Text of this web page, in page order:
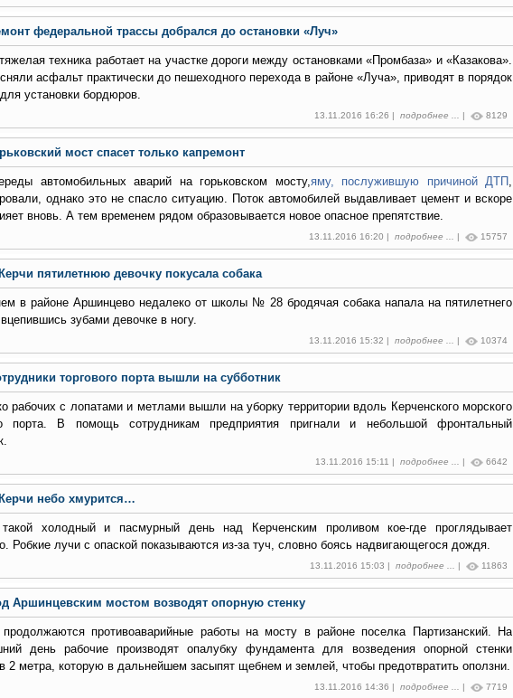
федеральной трассы добрался до остановки «Луч»
техника работает на участке дороги между остановками «Промбаза» и «Казакова».
асфальт практически до пешеходного перехода в районе «Луча», приводят в порядок
установки бордюров.
13.11.2016 16:26 | подробнее ... | 8129
мост спасет только капремонт
автомобильных аварий на горьковском мосту,яму, послужившую причиной ДТП ,
однако это не спасло ситуацию. Поток автомобилей выдавливает цемент и вскоре
вновь. А тем временем рядом образовывается новое опасное препятствие.
13.11.2016 16:20 | подробнее ... | 15757
пятилетнюю девочку покусала собака
в районе Аршинцево недалеко от школы № 28 бродячая собака напала на пятилетнего
зубами девочке в ногу.
13.11.2016 15:32 | подробнее ... | 10374
торгового порта вышли на субботник
рабочих с лопатами и метлами вышли на уборку территории вдоль Керченского морского
порта. В помощь сотрудникам предприятия пригнали и небольшой фронтальный
13.11.2016 15:11 | подробнее ... | 6642
небо хмурится…
холодный и пасмурный день над Керченским проливом кое-где проглядывает
Робкие лучи с опаской показываются из-за туч, словно боясь надвигающегося дождя.
13.11.2016 15:03 | подробнее ... | 11863
Аршинцевским мостом возводят опорную стенку
противоаварийные работы на мосту в районе поселка Партизанский. На
день рабочие производят опалубку фундамента для возведения опорной стенки
2 метра, которую в дальнейшем засыпят щебнем и землей, чтобы предотвратить оползни.
13.11.2016 14:36 | подробнее ... | 7719